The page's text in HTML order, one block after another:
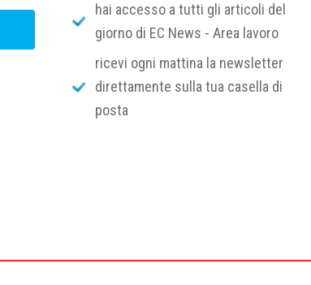
hai accesso a tutti gli articoli del
giorno di EC News - Area lavoro
ricevi ogni mattina la newsletter
direttamente sulla tua casella di
posta